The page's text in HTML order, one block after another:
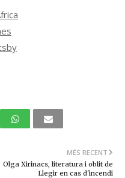
MÉS RECENT
Olga Xirinacs, literatura i oblit de
Llegir en cas d'incendi